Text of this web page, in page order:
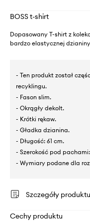
BOSS t-shirt
Dopasowany T-shirt z
bardzo elastycznej
- Ten produkt został
recyklingu.
- Fason slim.
- Okrągły dekolt.
- Krótki rękaw.
- Gładka dzianina.
- Długość: 61 cm.
- Szerokość pod
- Wymiary podane dla
Szczegóły produktu
Cechy produktu